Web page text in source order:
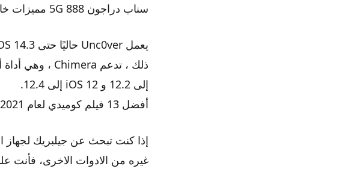
سناب دراجون 888 5G مميزات خارقة المعالج الاقوى للهواتف الذكية
إلى 12.2 و iOS 12 إلى 12.4.
أفضل 13 فيلم كوميدي لعام 2021 – افضل الافلام الكوميديه لمشاهدتها 2021
غيره من الادوات الاخرى، فأنت